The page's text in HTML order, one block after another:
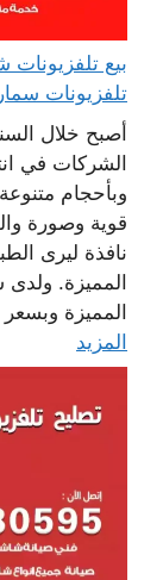
تلفزيونات
أصبح خلال
الشركات في
قوية وصورة
نافذة ليرى
المميزة.
المميزة
المزيد